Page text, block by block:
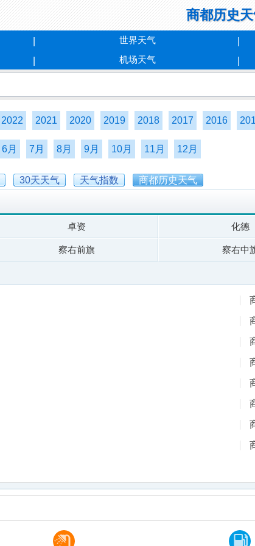
商都历史
世界天气
机场天气
2022 2021 2020 2019 2018 2017 2016
6月 7月 8月 9月 10月 11月 12月
30天天气 天气指数 商都历史天气
卓资 化德
察右前旗 察右中